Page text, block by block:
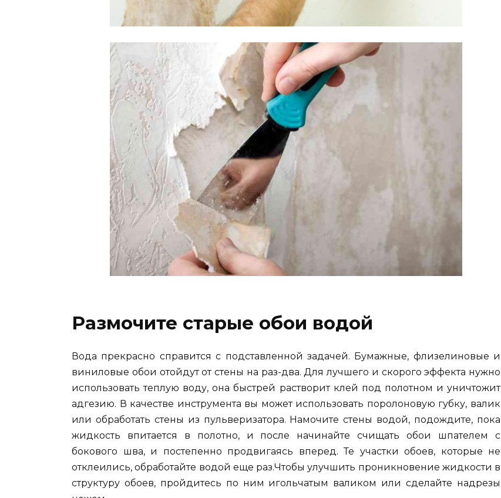
Размочите старые обои водой
Вода прекрасно справится с подставленной задачей. Бумажные, флизелиновые и
виниловые обои отойдут от стены на раз-два. Для лучшего и скорого эффекта нужно
использовать теплую воду, она быстрей растворит клей под полотном и уничтожит
адгезию. В качестве инструмента вы может использовать поролоновую губку, валик
или обработать стены из пульверизатора. Намочите стены водой, подождите, пока
жидкость впитается в полотно, и после начинайте счищать обои шпателем с
бокового шва, и постепенно продвигаясь вперед. Те участки обоев, которые не
отклеились, обработайте водой еще раз.Чтобы улучшить проникновение жидкости в
структуру обоев, пройдитесь по ним игольчатым валиком или сделайте надрезы